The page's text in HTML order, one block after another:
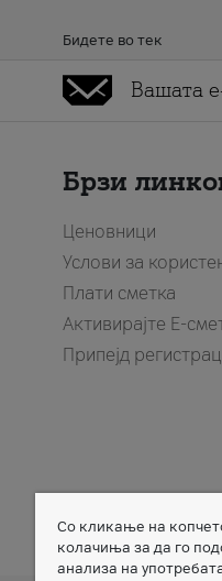
Бидете во тек
Брзи
Ценовници
Услови за
Плати сметка
Активирајте Е-
Припејд
Member of
Со кликање на
колачиња за да го
анализа на